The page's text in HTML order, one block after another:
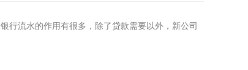
流水的作用有很多，除了贷款需要以外，新公司